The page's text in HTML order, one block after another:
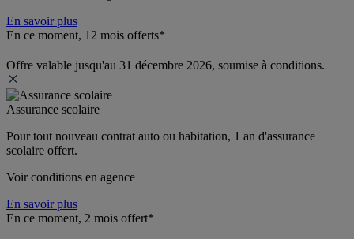
En savoir plus
En ce moment, 12 mois offerts*
Offre valable jusqu'au 31 décembre 2026, soumise à conditions.
Assurance scolaire
Pour tout nouveau contrat auto ou habitation, 1 an d'assurance
scolaire offert.
Voir conditions en agence
En savoir plus
En ce moment, 2 mois offert*